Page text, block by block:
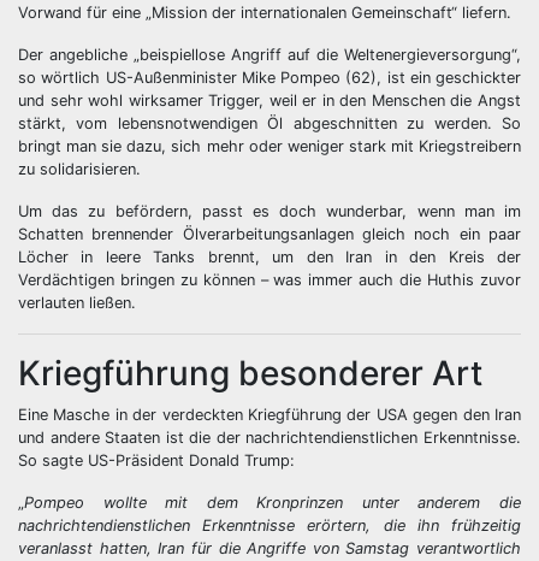
Vorwand für eine „Mission der internationalen Gemeinschaft“ liefern.
Der angebliche „beispiellose Angriff auf die Weltenergieversorgung“,
so wörtlich US-Außenminister Mike Pompeo (62), ist ein geschickter
und sehr wohl wirksamer Trigger, weil er in den Menschen die Angst
stärkt, vom lebensnotwendigen Öl abgeschnitten zu werden. So
bringt man sie dazu, sich mehr oder weniger stark mit Kriegstreibern
zu solidarisieren.
Um das zu befördern, passt es doch wunderbar, wenn man im
Schatten brennender Ölverarbeitungsanlagen gleich noch ein paar
Löcher in leere Tanks brennt, um den Iran in den Kreis der
Verdächtigen bringen zu können – was immer auch die Huthis zuvor
verlauten ließen.
Kriegführung besonderer Art
Eine Masche in der verdeckten Kriegführung der USA gegen den Iran
und andere Staaten ist die der nachrichtendienstlichen Erkenntnisse.
So sagte US-Präsident Donald Trump:
„Pompeo wollte mit dem Kronprinzen unter anderem die
nachrichtendienstlichen Erkenntnisse erörtern, die ihn frühzeitig
veranlasst hatten, Iran für die Angriffe von Samstag verantwortlich